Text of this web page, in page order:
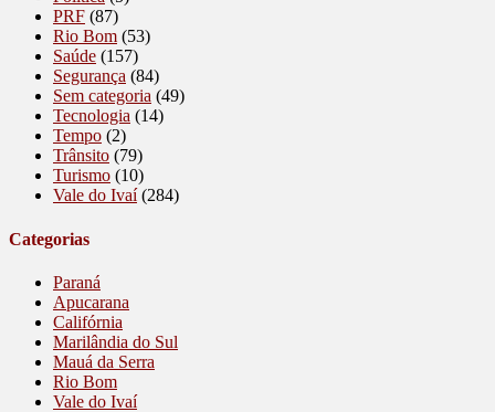
PRF (87)
Rio Bom (53)
Saúde (157)
Segurança (84)
Sem categoria (49)
Tecnologia (14)
Tempo (2)
Trânsito (79)
Turismo (10)
Vale do Ivaí(284)
Categorias
Paraná
Apucarana
Califórnia
Marilândia do Sul
Mauá da Serra
Rio Bom
Vale do Ivaí